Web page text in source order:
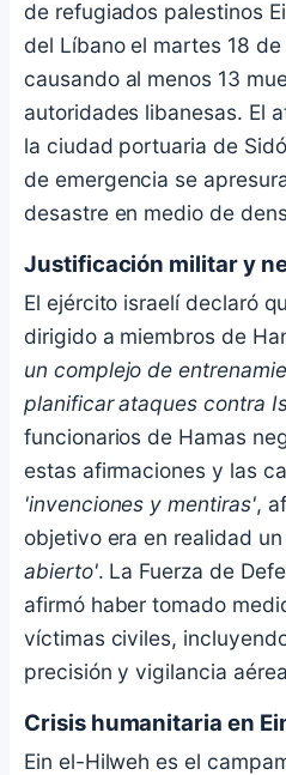
de refugiados palestinos
del Líbano el martes 18
causando al menos 13
autoridades libanesas. El
la ciudad portuaria de
de emergencia se
desastre en medio de
Justificación militar y
El ejército israelí declaró
dirigido a miembros de
un complejo de
planificar ataques contra
funcionarios de Hamas
estas afirmaciones y las
'invenciones y mentiras',
objetivo era en realidad un
abierto'. La Fuerza de
afirmó haber tomado
víctimas civiles,
precisión y vigilancia
Crisis humanitaria en
Ein el-Hilweh es el